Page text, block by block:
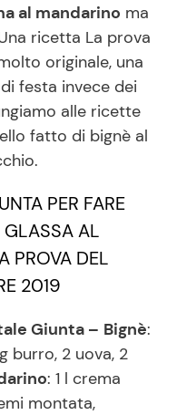
per Bambini
al mandarino ma
ricetta La prova
originale, una
festa invece dei
alle ricette
fatto di bignè al
PER FARE
GLASSA AL
PROVA DEL
2019
Giunta – Bignè:
burro, 2 uova, 2
: 1 l crema
montata,